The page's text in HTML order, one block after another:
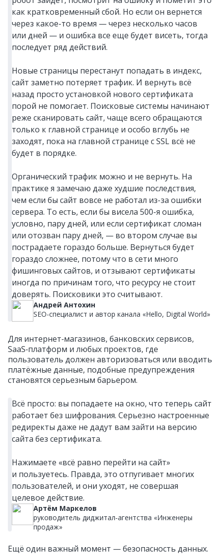
как кратковременный сбой. Но если он вернется
через какое-то время — через несколько часов
или дней — и ошибка все еще будет висеть, тогда
последует ряд действий.
Новые страницы перестанут попадать в индекс,
сайт заметно потеряет трафик. И вернуть всё
назад просто установкой нового сертификата
порой не помогает. Поисковые системы начинают
реже сканировать сайт, чаще всего обращаются
только к главной странице и особо вглубь не
заходят, пока на главной странице с SSL всё не
будет в порядке.
Органический трафик можно и не вернуть. На
практике я замечаю даже худшие последствия,
чем если бы сайт вовсе не работал из-за ошибки
сервера. То есть, если бы висела 500-я ошибка,
условно, пару дней, или если сертификат сломан
или отозван пару дней, — во втором случае вы
пострадаете гораздо больше. Вернуться будет
гораздо сложнее, потому что в сети много
фишинговых сайтов, и отзывают сертификаты
иногда по причинам того, что ресурсу не стоит
доверять. Поисковики это считывают.
Андрей Антохин
SEO-специалист и автор канала «Hello, Digital World»
Для интернет‑магазинов, банковских сервисов,
SaaS‑платформ и любых проектов, где
пользователь должен авторизоваться или вводить
платёжные данные, подобные предупреждения
становятся серьезным барьером.
Всё просто: вы попадаете на окно, что теперь сайт
работает без шифрования. Серьезно настроенные
редиректы даже не дадут вам зайти на версию
сайта без сертификата.
Нажимаете «всё равно перейти на сайт»
и пользуетесь. Правда, это отпугивает многих
пользователей, и они уходят, не совершая
целевое действие.
Артём Маркелов
руководитель диджитал‑агентства «Инженеры
продаж»
Ещё один важный момент — безопасность данных.